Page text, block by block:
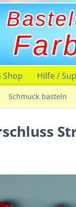
Shop Hilfe /
Schmuck basteln